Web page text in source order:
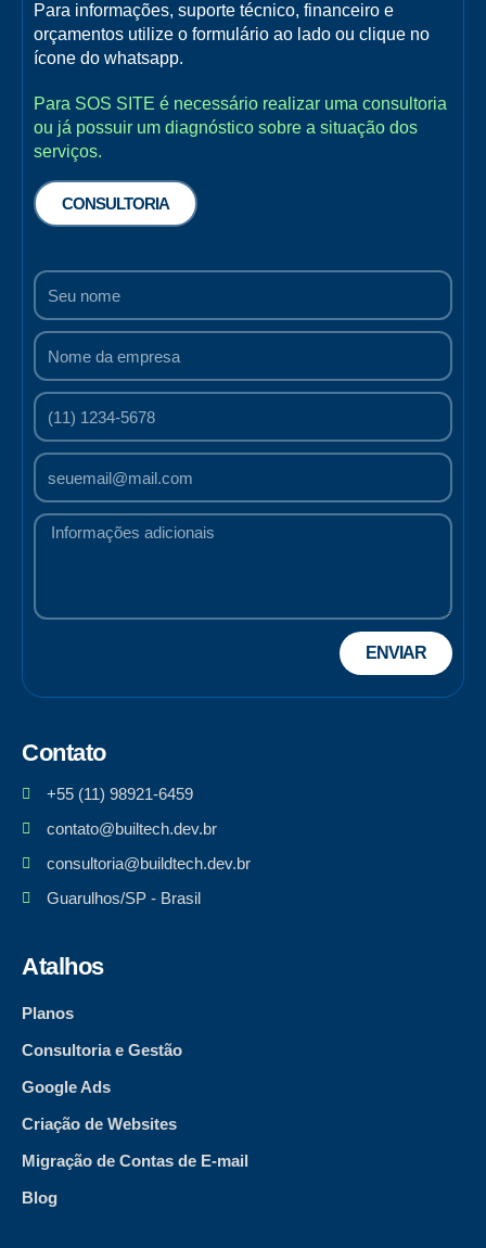
Para informações, suporte técnico, financeiro e
orçamentos utilize o formulário ao lado ou clique no
ícone do whatsapp.
Para SOS SITE é necessário realizar uma consultoria
ou já possuir um diagnóstico sobre a situação dos
serviços.
CONSULTORIA
ENVIAR
Atalhos
Planos
Consultoria e Gestão
Google Ads
Criação de Websites
Migração de Contas de E-mail
Blog
Contato
+55 (11) 98921-6459
contato@builtech.dev.br
consultoria@buildtech.dev.br
Guarulhos/SP - Brasil